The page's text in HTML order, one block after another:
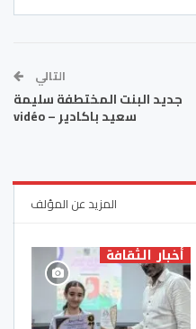
التالي
جديد البنت المختطفة سليمة
سعيد باكادير – vidéo
المزيد عن المؤلف
أخبار الثقافة